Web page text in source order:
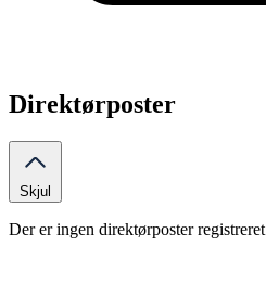
Direktørposter
Skjul
Der er ingen direktørposter registreret